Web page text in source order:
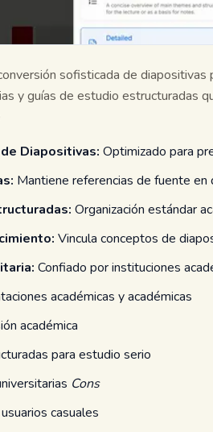
sofisticada de diapositivas
y guías de estudio estructuradas
Diapositivas: Optimizado para
Mantiene referencias de fuente en
Organización estándar
Vincula conceptos de
Confiado por instituciones
académicas y académicas
académica
para estudio serio
Cons
casuales